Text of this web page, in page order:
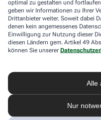
optimal zu gestalten und
geben wir Informationen zu Ihrer
Drittanbieter weiter. Soweit dabei
denen kein angemessenes
Einwilligung zur Nutzung dieser
diesen Ländern gem. Artikel 49
können Sie unserer
Alle
Nur
Plus versorgt Sie mit
Biotin, Vitamin C und
Unterstützung von
Pulverform – leicht